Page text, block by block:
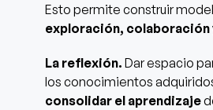
Esto permite construir
exploración, colaboración
La reflexión. Dar espacio
los conocimientos
consolidar el aprendizaje